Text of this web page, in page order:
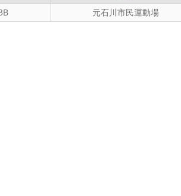
元石川市民運動場